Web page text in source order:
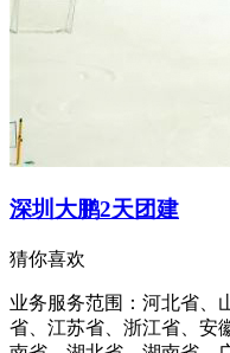
深圳大鹏2天团建
猜你喜欢
业务服务范围：河北省、
省、江苏省、浙江省、安